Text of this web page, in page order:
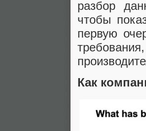
разбор
чтобы
первую
Как